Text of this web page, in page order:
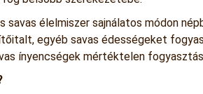
élelmiszer sajnálatos módon
egyéb savas édességeket
ínyencségek mértéktelen